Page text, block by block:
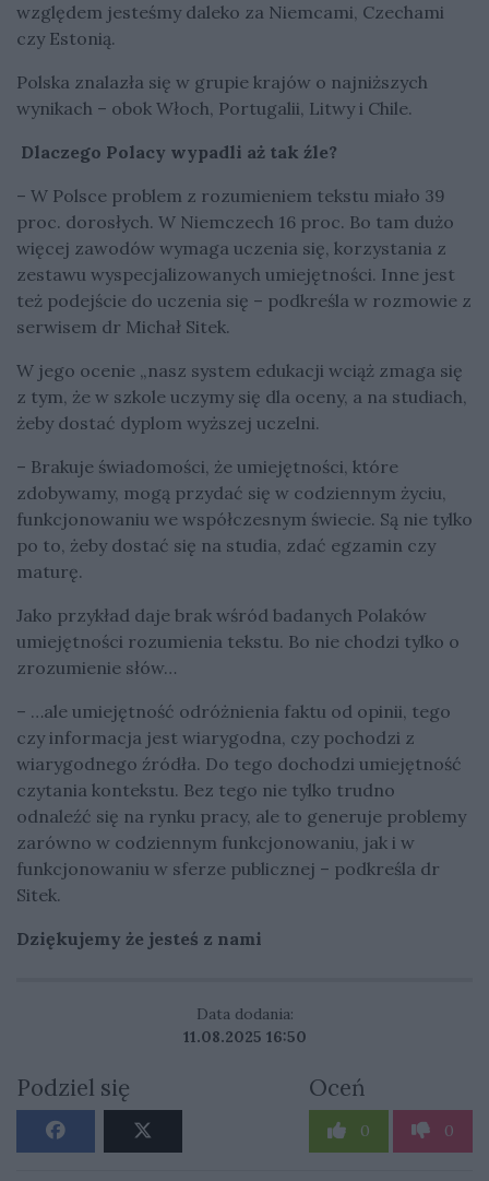
względem jesteśmy daleko za Niemcami, Czechami
czy Estonią.
Polska znalazła się w grupie krajów o najniższych
wynikach – obok Włoch, Portugalii, Litwy i Chile.
Dlaczego Polacy wypadli aż tak źle?
– W Polsce problem z rozumieniem tekstu miało 39
proc. dorosłych. W Niemczech 16 proc. Bo tam dużo
więcej zawodów wymaga uczenia się, korzystania z
zestawu wyspecjalizowanych umiejętności. Inne jest
też podejście do uczenia się – podkreśla w rozmowie z
serwisem dr Michał Sitek.
W jego ocenie „nasz system edukacji wciąż zmaga się
z tym, że w szkole uczymy się dla oceny, a na studiach,
żeby dostać dyplom wyższej uczelni.
– Brakuje świadomości, że umiejętności, które
zdobywamy, mogą przydać się w codziennym życiu,
funkcjonowaniu we współczesnym świecie. Są nie tylko
po to, żeby dostać się na studia, zdać egzamin czy
maturę.
Jako przykład daje brak wśród badanych Polaków
umiejętności rozumienia tekstu. Bo nie chodzi tylko o
zrozumienie słów…
– …ale umiejętność odróżnienia faktu od opinii, tego
czy informacja jest wiarygodna, czy pochodzi z
wiarygodnego źródła. Do tego dochodzi umiejętność
czytania kontekstu. Bez tego nie tylko trudno
odnaleźć się na rynku pracy, ale to generuje problemy
zarówno w codziennym funkcjonowaniu, jak i w
funkcjonowaniu w sferze publicznej – podkreśla dr
Sitek.
Dziękujemy że jesteś z nami
Data dodania:
11.08.2025 16:50
Podziel się Oceń
0 0